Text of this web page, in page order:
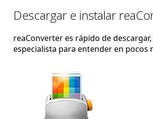
Descargar e instalar
reaConverter es rápido de
especialista para entender en pocos